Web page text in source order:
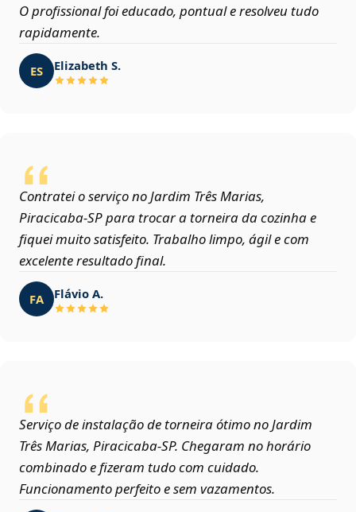
O profissional foi educado, pontual e resolveu tudo
rapidamente.
ES Elizabeth S.
Contratei o serviço no Jardim Três Marias,
Piracicaba‑SP para trocar a torneira da cozinha e
fiquei muito satisfeito. Trabalho limpo, ágil e com
excelente resultado final.
FA Flávio A.
Serviço de instalação de torneira ótimo no Jardim
Três Marias, Piracicaba‑SP. Chegaram no horário
combinado e fizeram tudo com cuidado.
Funcionamento perfeito e sem vazamentos.